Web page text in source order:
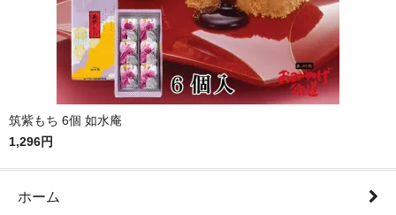
筑紫もち 6個 如水庵
1,296円
ホーム